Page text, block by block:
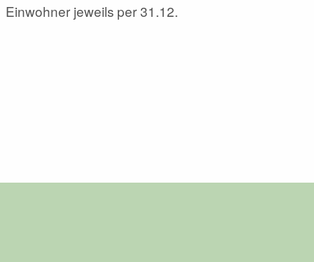
Einwohner jeweils per 31.12.